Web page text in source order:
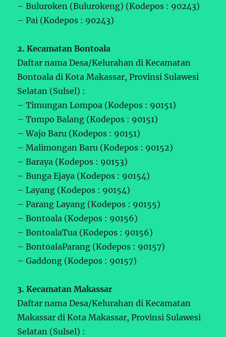
– Buluroken (Bulurokeng) (Kodepos : 90243)
– Pai (Kodepos : 90243)
2. Kecamatan Bontoala
Daftar nama Desa/Kelurahan di Kecamatan
Bontoala di Kota Makassar, Provinsi Sulawesi
Selatan (Sulsel) :
– Timungan Lompoa (Kodepos : 90151)
– Tompo Balang (Kodepos : 90151)
– Wajo Baru (Kodepos : 90151)
– Malimongan Baru (Kodepos : 90152)
– Baraya (Kodepos : 90153)
– Bunga Ejaya (Kodepos : 90154)
– Layang (Kodepos : 90154)
– Parang Layang (Kodepos : 90155)
– Bontoala (Kodepos : 90156)
– BontoalaTua (Kodepos : 90156)
– BontoalaParang (Kodepos : 90157)
– Gaddong (Kodepos : 90157)
3. Kecamatan Makassar
Daftar nama Desa/Kelurahan di Kecamatan
Makassar di Kota Makassar, Provinsi Sulawesi
Selatan (Sulsel) :